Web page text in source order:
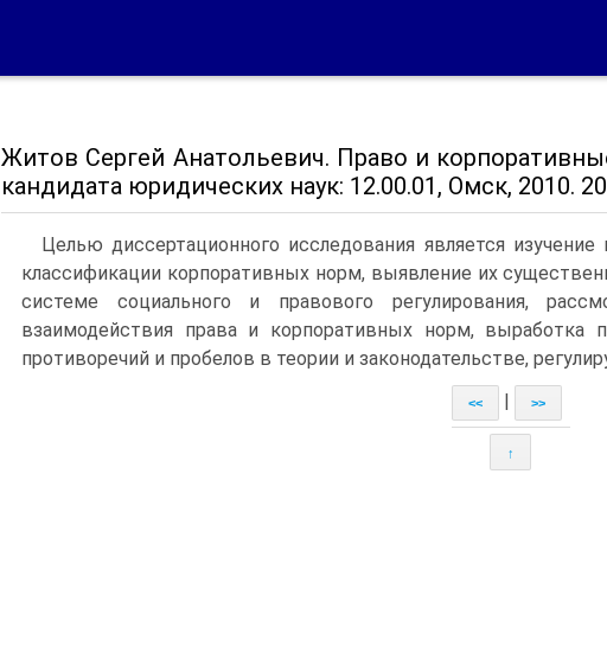
Житов Сергей Анатольевич. Право и
кандидата юридических наук: 12.00.01, Омск, 2010.
Целью диссертационного исследования является
классификации корпоративных норм, выявление их
системе социального и правового регулирования,
взаимодействия права и корпоративных норм, выработка
противоречий и пробелов в теории и законодательстве,
<< >>
↑